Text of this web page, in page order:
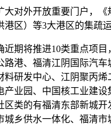
大对外开放重要门户，
港区）等3大港区的集疏运
近期将推进10类重点项
路港、福清江阴国际汽
料研发中心、江阴聚丙
产业园、中国核工业建
区类的有福清东部新城
城乡供水一体化、福清